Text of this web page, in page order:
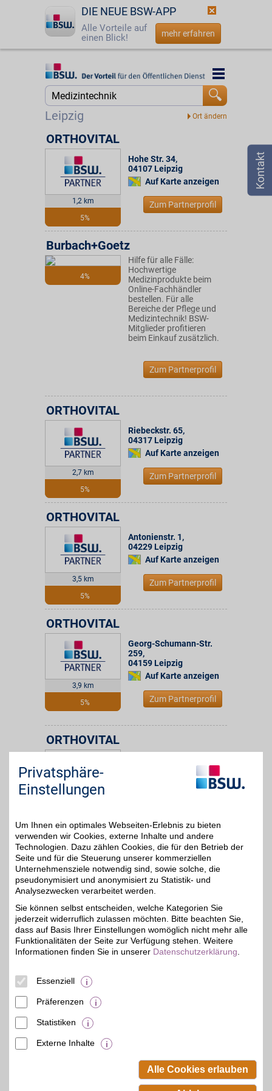
DIE NEUE BSW-APP
Alle Vorteile auf
einen Blick!
mehr erfahren
Startseite
0800 - 279 25 82
Leipzig
Startseite
1,2 km
5%
ORTHOVITAL
Hohe Str. 34,
04107 Leipzig
Auf Karte anzeigen
Zum Partnerprofil
4%
Burbach+Goetz
Hilfe für alle Fälle:
Hochwertige
Medizinprodukte beim
Online-Fachhändler
bestellen. Für alle
Bereiche der Pflege und
Medizintechnik! BSW-
Mitglieder profitieren
beim Einkauf zusätzlich.
Zum Partnerprofil
2,7 km
5%
ORTHOVITAL
Riebeckstr. 65,
04317 Leipzig
Auf Karte anzeigen
Zum Partnerprofil
3,5 km
5%
ORTHOVITAL
Antonienstr. 1,
04229 Leipzig
Auf Karte anzeigen
Zum Partnerprofil
3,9 km
5%
ORTHOVITAL
Georg-Schumann-Str.
259,
04159 Leipzig
Auf Karte anzeigen
Zum Partnerprofil
ORTHOVITAL
Auf Karte anzeigen
7,5 km
ORTHOVITAL
Magdeborner Str. 19
04416
Markkleeberg
Auf Karte anzeigen
Zum Partnerprofil
38,7 km
Sanitätshaus August Orthopädie & Rehatechnik
Beamten-Selbsthilfewerk GmbH.
Privatsphäre-
Einstellungen
Um Ihnen ein optimales Webseiten-Erlebnis zu bieten
verwenden wir Cookies, externe Inhalte und andere
Technologien. Dazu zählen Cookies, die für den Betrieb der
Seite und für die Steuerung unserer kommerziellen
Unternehmensziele notwendig sind, sowie solche, die
pseudonymisiert und anonymisiert zu Statistik- und
Analysezwecken verarbeitet werden.
Sie können selbst entscheiden, welche Kategorien Sie
jederzeit widerruflich zulassen möchten. Bitte beachten Sie,
dass auf Basis Ihrer Einstellungen womöglich nicht mehr alle
Funktionalitäten der Seite zur Verfügung stehen. Weitere
Informationen finden Sie in unserer Datenschutzerklärung
Essenziell
Präferenzen
Statistiken
Externe Inhalte
Alle Cookies erlauben